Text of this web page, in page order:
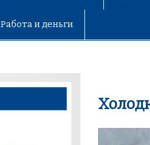
Работа и деньги